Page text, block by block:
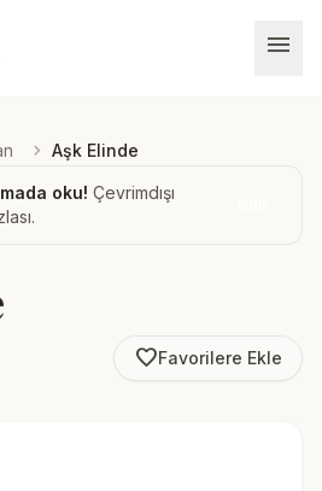
menu
chevron_right Aşk Elinde
oku! Çevrimdışı
favorite_borderFavorilere Ekle